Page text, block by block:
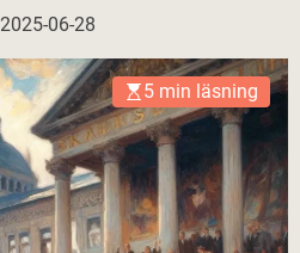
2025-06-28
5 min läsning